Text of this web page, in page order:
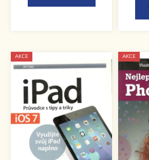
AKCE AKCE